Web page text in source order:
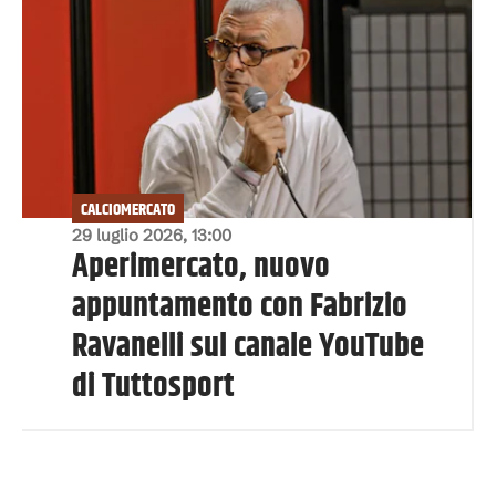
29 luglio 2026, 13:00
CALCIOMERCATO
Aperimercato, nuovo
appuntamento con Fabrizio
Ravanelli sul canale YouTube
di Tuttosport